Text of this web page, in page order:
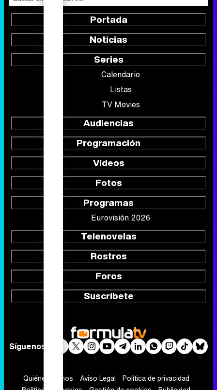
Calendario
Listas
TV Movies
Audiencias
Programación
Vídeos
Fotos
Programas
Eurovisión 2026
Telenovelas
Rostros
Foros
Suscríbete
Síguenos
Contactar
RSS
FormulaTV.com© 2004 - 2026